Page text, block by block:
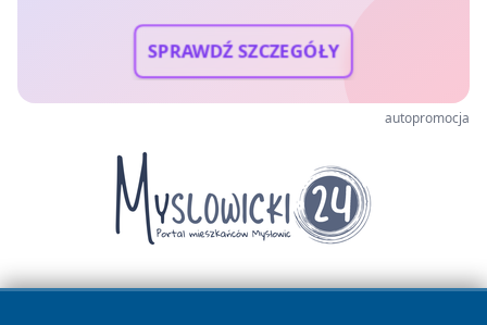
SPRAWDŹ SZCZEGÓŁY
autopromocja